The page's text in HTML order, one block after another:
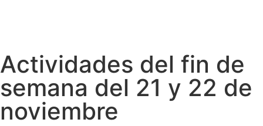
Actividades del fin de
semana del 21 y 22 de
noviembre